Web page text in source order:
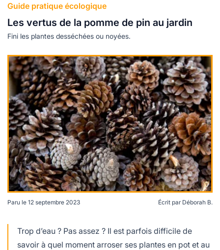
au naturel
végétariennes
locales
plus de recyclage
durables
beauté naturelle
naturel
de recyclage
témoignages
saison
responsables
douce
Guide pratique écologique
Les vertus de la pomme de pin au jardin
Fini les plantes desséchées ou noyées.
Paru le 12 septembre 2023 Écrit par Déborah B.
Trop d’eau ? Pas assez ? Il est parfois difficile de
savoir à quel moment arroser ses plantes en pot et au